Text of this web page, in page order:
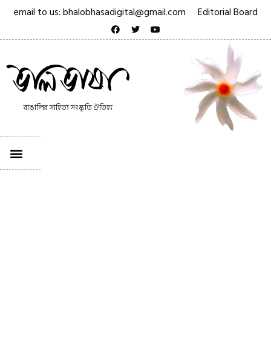
email to us: bhalobhasadigital@gmail.com Editorial Board
বাঙালির সাহিত্য সংস্কৃতি ঐতিহ্য